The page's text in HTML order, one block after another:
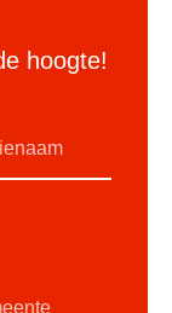
hoogte!